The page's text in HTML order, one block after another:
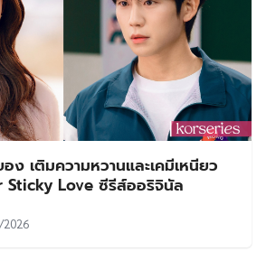
เติมความหวานและเคมีเหนียว
Sticky Love ซีรีส์ออริจินัล